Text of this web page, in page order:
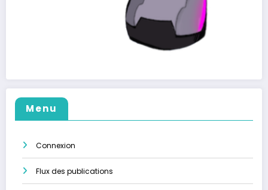
Menu
Connexion
Flux des publications